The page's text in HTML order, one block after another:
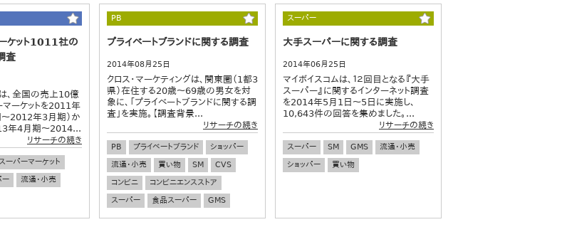
ケット1011社の
査
、全国の売上10億
ーケットを2011年
2012年3月期）か
年4月期～2014...
リサーチの続き
スーパーマーケット
ー
流通・小売
PB
プライベートブランドに関する調査
2014年08月25日
クロス・マーケティングは、関東圏（1都3
県）在住する20歳～69歳の男女を対
象に、「プライベートブランドに関する調
査」を実施。【調査背景...
リサーチの続き
PB プライベートブランド
ショッパー
流通・小売
買い物 SM
CVS
コンビニ
コンビニエンスストア
スーパー
食品スーパー GMS
スーパー
大手スーパーに関する調査
2014年06月25日
マイボイスコムは、１２回目となる『大手
スーパー』に関するインターネット調査
を2014年5月1日～5日に実施し、
10,643件の回答を集めました。...
リサーチの続き
スーパー SM GMS
流通・小売
ショッパー
買い物